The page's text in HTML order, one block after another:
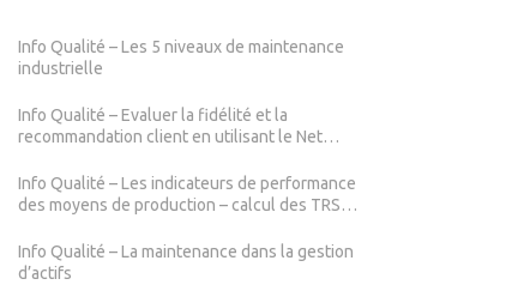
Info Qualité – Les 5 niveaux de maintenance
industrielle
Info Qualité – Evaluer la fidélité et la
recommandation client en utilisant le Net
Info Qualité – Les indicateurs de performance
des moyens de production – calcul des TRS
Info Qualité – La maintenance dans la gestion
d’actifs